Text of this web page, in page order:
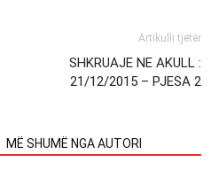
Artikulli tjetër
SHKRUAJE NE AKULL :
21/12/2015 – PJESA 2
MË SHUMË NGA AUTORI